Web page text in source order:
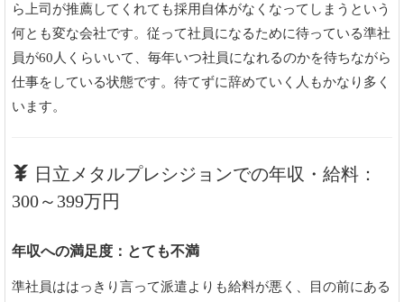
ら上司が推薦してくれても採用自体がなくなってしまうという
何とも変な会社です。従って社員になるために待っている準社
員が60人くらいいて、毎年いつ社員になれるのかを待ちながら
仕事をしている状態です。待てずに辞めていく人もかなり多く
います。
日立メタルプレシジョンでの年収・給料：
300～399万円
年収への満足度：とても不満
準社員ははっきり言って派遣よりも給料が悪く、目の前にある